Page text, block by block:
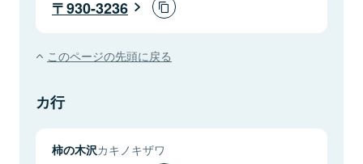
930-3236
このページの先頭に戻る
カ行
柿の木沢カキノキザワ